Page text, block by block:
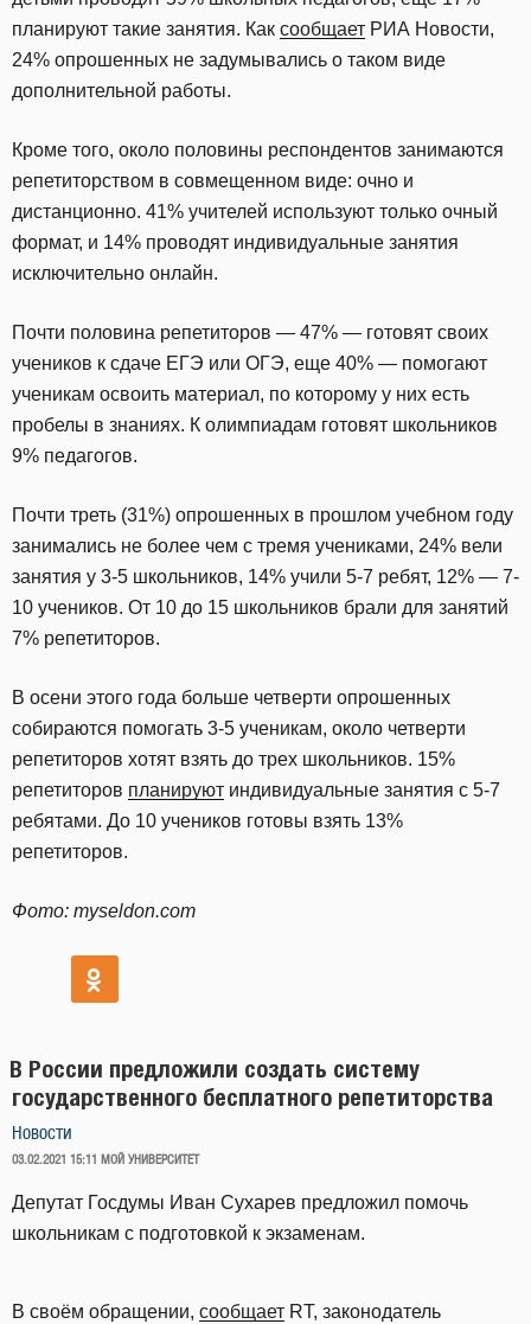
планируют такие занятия. Как сообщает РИА Новости,
24% опрошенных не задумывались о таком виде
дополнительной работы.
Кроме того, около половины респондентов занимаются
репетиторством в совмещенном виде: очно и
дистанционно. 41% учителей используют только очный
формат, и 14% проводят индивидуальные занятия
исключительно онлайн.
Почти половина репетиторов — 47% — готовят своих
учеников к сдаче ЕГЭ или ОГЭ, еще 40% — помогают
ученикам освоить материал, по которому у них есть
пробелы в знаниях. К олимпиадам готовят школьников
9% педагогов.
Почти треть (31%) опрошенных в прошлом учебном году
занимались не более чем с тремя учениками, 24% вели
занятия у 3-5 школьников, 14% учили 5-7 ребят, 12% — 7-
10 учеников. От 10 до 15 школьников брали для занятий
7% репетиторов.
В осени этого года больше четверти опрошенных
собираются помогать 3-5 ученикам, около четверти
репетиторов хотят взять до трех школьников. 15%
репетиторов планируют индивидуальные занятия с 5-7
ребятами. До 10 учеников готовы взять 13%
репетиторов.
Фото: myseldon.com
В России предложили создать систему
государственного бесплатного репетиторства
Новости
ОПУБЛИКОВАНО
03.02.2021 15:11 МОЙ УНИВЕРСИТЕТ
Депутат Госдумы Иван Сухарев предложил помочь
школьникам с подготовкой к экзаменам.
В своём обращении, сообщает RT, законодатель